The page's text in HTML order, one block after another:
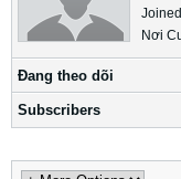
Nơi
Ðang theo dõi
Subscribers